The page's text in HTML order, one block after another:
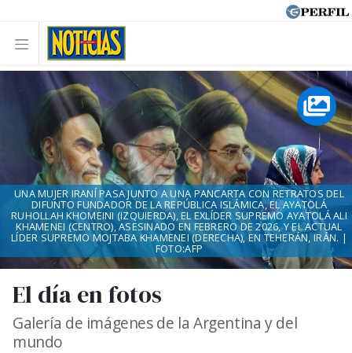
El día en fotos
Galería de imágenes de la Argentina y del
mundo
UNA MUJER IRANÍ PASA JUNTO A UNA PANCARTA CON RETRATOS DEL
DIFUNTO FUNDADOR DE LA REPÚBLICA ISLÁMICA, EL AYATOLÁ
RUHOLLAH KHOMEINI (IZQUIERDA), EL EXLÍDER SUPREMO AYATOLÁ ALI
KHAMENEI (CENTRO), ASESINADO EN FEBRERO DE 2026, Y EL ACTUAL
LÍDER SUPREMO MOJTABA KHAMENEI (DERECHA), EN TEHERÁN, IRÁN. |
FOTO:AFP